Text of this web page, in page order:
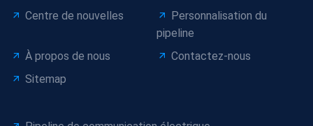
Centre de nouvelles
Personnalisation du
pipeline
À propos de nous
Contactez-nous
Sitemap